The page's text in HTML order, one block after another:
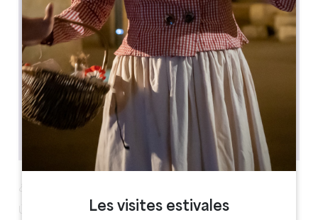
Únete a nosotros para una agradable excursión
Les visites estivales